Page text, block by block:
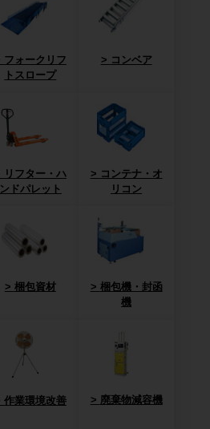
フォークリフ
トスロープ
コンベア
リフター・ハ
ンドパレット
コンテナ・オ
リコン
梱包資材
梱包機・封函
機
作業環境改善 廃棄物減容機